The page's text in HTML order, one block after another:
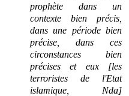
prophète dans un
contexte bien précis,
dans une période bien
précise, dans ces
circonstances bien
précises et eux [les
terroristes de l'Etat
islamique, Nda]